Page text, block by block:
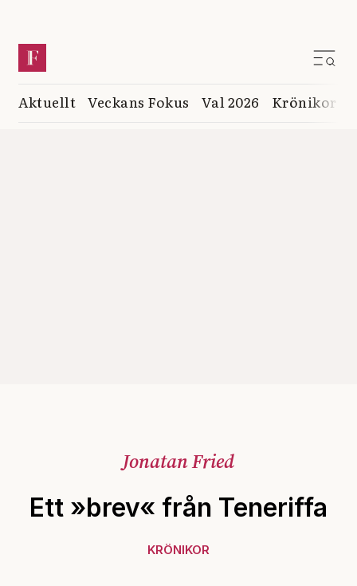
Aktuellt Veckans Fokus Val 2026 Krönikor
Jonatan Fried
Ett »brev« från Teneriffa
KRÖNIKOR